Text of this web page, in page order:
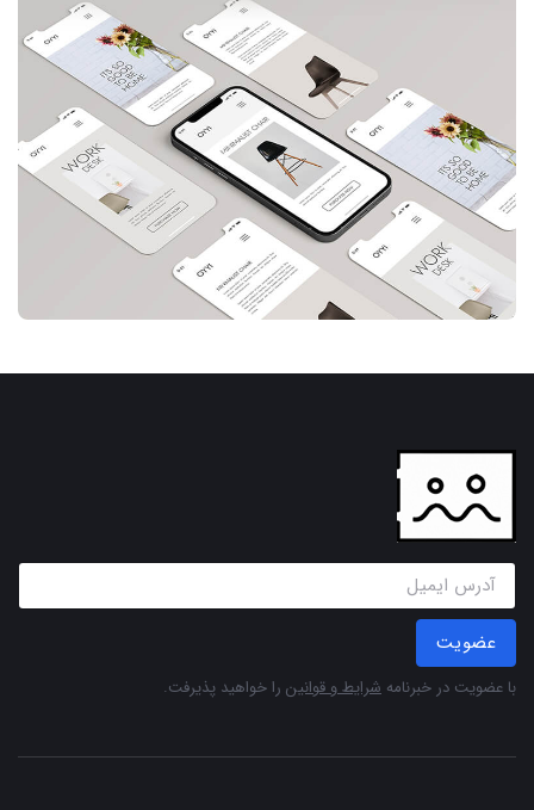
عضویت
با عضویت در خبرنامه شرایط و قوانین را خواهید پذیرفت.